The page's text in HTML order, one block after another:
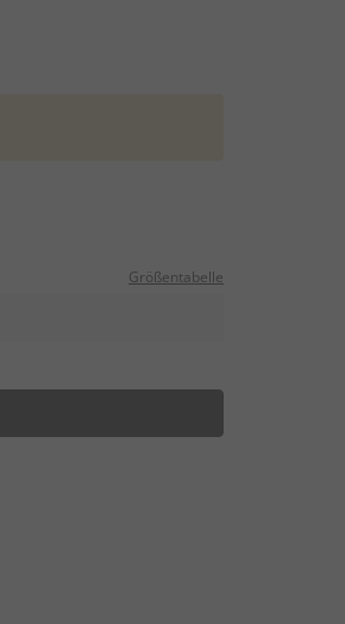
Größentabelle